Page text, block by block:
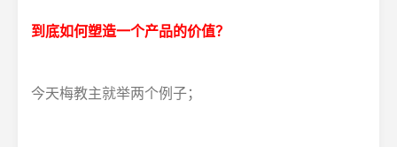
到底如何塑造一个产品的价值？
今天梅教主就举两个例子；